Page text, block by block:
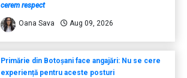
cerem respect
Oana Sava Aug 09, 2026
Primărie din Botoșani face angajări: Nu se cere
experiență pentru aceste posturi